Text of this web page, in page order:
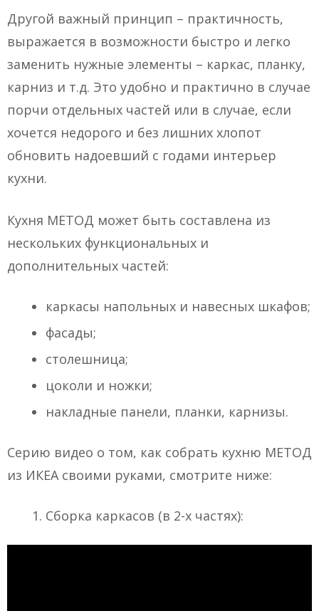
Другой важный принцип – практичность,
выражается в возможности быстро и легко
заменить нужные элементы – каркас, планку,
карниз и т.д. Это удобно и практично в случае
порчи отдельных частей или в случае, если
хочется недорого и без лишних хлопот
обновить надоевший с годами интерьер
кухни.
Кухня МЕТОД может быть составлена из
нескольких функциональных и
дополнительных частей:
каркасы напольных и навесных шкафов;
фасады;
столешница;
цоколи и ножки;
накладные панели, планки, карнизы.
Серию видео о том, как собрать кухню МЕТОД
из ИКЕА своими руками, смотрите ниже:
Сборка каркасов (в 2-х частях):